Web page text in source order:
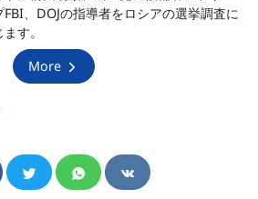
、DOJの指導者をロシアの選挙調査に
す。
More